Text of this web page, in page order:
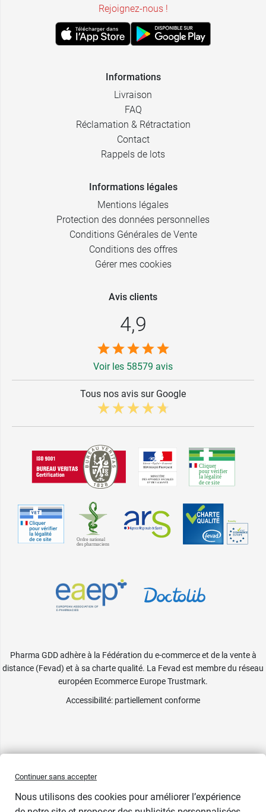
Rejoignez-nous !
Informations
Livraison
FAQ
Réclamation & Rétractation
Contact
Rappels de lots
Informations légales
Mentions légales
Protection des données personnelles
Conditions Générales de Vente
Conditions des offres
Gérer mes cookies
Avis clients
4,9
Voir les 58579 avis
Tous nos avis sur Google
Pharma GDD adhère à la Fédération du e-commerce et de la vente à
distance (Fevad) et à sa charte qualité. La Fevad est membre du réseau
européen Ecommerce Europe Trustmark.
Accessibilité: partiellement conforme
Continuer sans accepter
Nous utilisons des cookies pour améliorer l’expérience